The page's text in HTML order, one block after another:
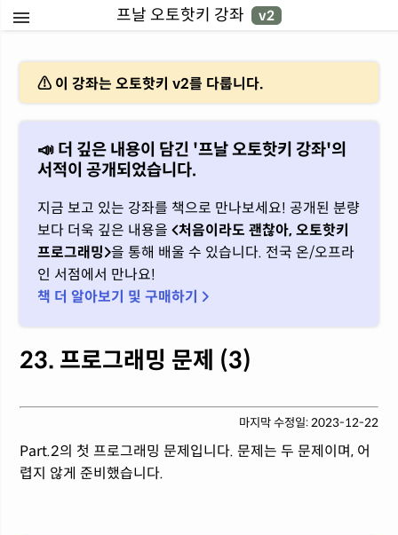
프날 오토핫키 강좌 v2
⚠ 이 강좌는 오토핫키 v2를 다룹니다.
📣 더 깊은 내용이 담긴 '프날 오토핫키 강좌'의
서적이 공개되었습니다.
지금 보고 있는 강좌를 책으로 만나보세요! 공개된 분량
보다 더욱 깊은 내용을처음이라도 괜찮아, 오토핫키
프로그래밍을 통해 배울 수 있습니다. 전국 온/오프라
인 서점에서 만나요!
책 더 알아보기 및 구매하기 
23. 프로그래밍 문제 (3)
마지막 수정일: 2023-12-22
Part.2의 첫 프로그래밍 문제입니다. 문제는 두 문제이며, 어
렵지 않게 준비했습니다.